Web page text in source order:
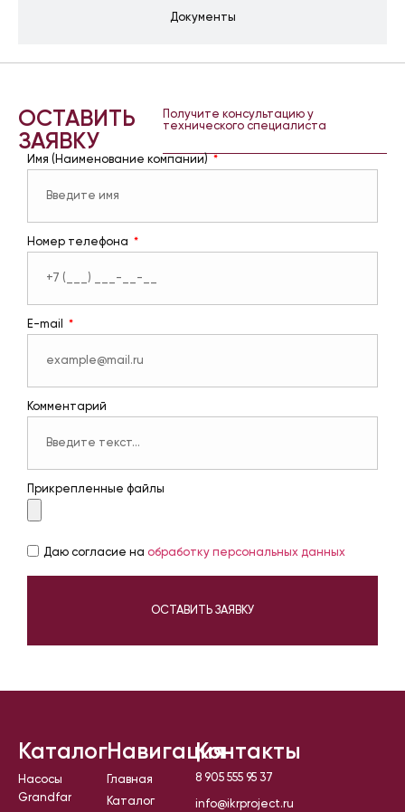
Документы
ОСТАВИТЬ
ЗАЯВКУ
Получите консультацию у
технического специалиста
Имя (Наименование компании)
Номер телефона
E-mail
Комментарий
Прикрепленные файлы
Даю согласие на обработку персональных данных
ОСТАВИТЬ ЗАЯВКУ
Каталог
Насосы
Grandfar
Навигация
Главная
Каталог
Контакты
8 905 555 95 37
info@ikrproject.ru